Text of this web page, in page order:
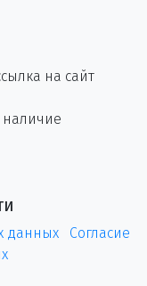
на сайт
наличие
данных
Согласие